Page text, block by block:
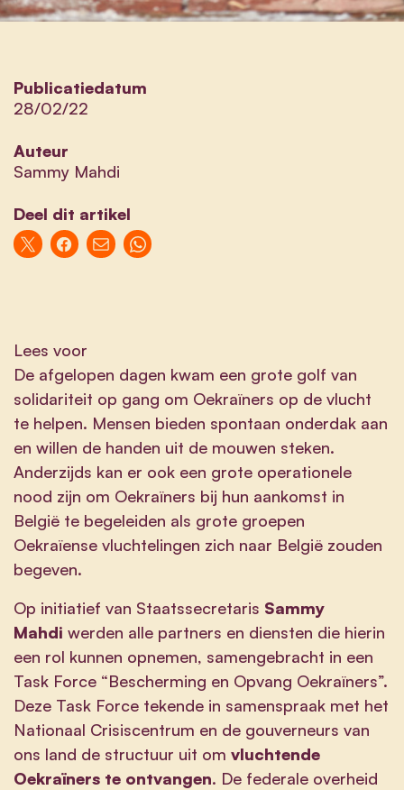
Publicatiedatum
28/02/22
Auteur
Sammy Mahdi
Deel dit artikel
Lees voor
De afgelopen dagen kwam een grote golf van
solidariteit op gang om Oekraïners op de vlucht
te helpen. Mensen bieden spontaan onderdak aan
en willen de handen uit de mouwen steken.
Anderzijds kan er ook een grote operationele
nood zijn om Oekraïners bij hun aankomst in
België te begeleiden als grote groepen
Oekraïense vluchtelingen zich naar België zouden
begeven.
Op initiatief van Staatssecretaris Sammy
Mahdi werden alle partners en diensten die hierin
een rol kunnen opnemen, samengebracht in een
Task Force “Bescherming en Opvang Oekraïners”.
Deze Task Force tekende in samenspraak met het
Nationaal Crisiscentrum en de gouverneurs van
ons land de structuur uit om vluchtende
Oekraïners te ontvangen. De federale overheid